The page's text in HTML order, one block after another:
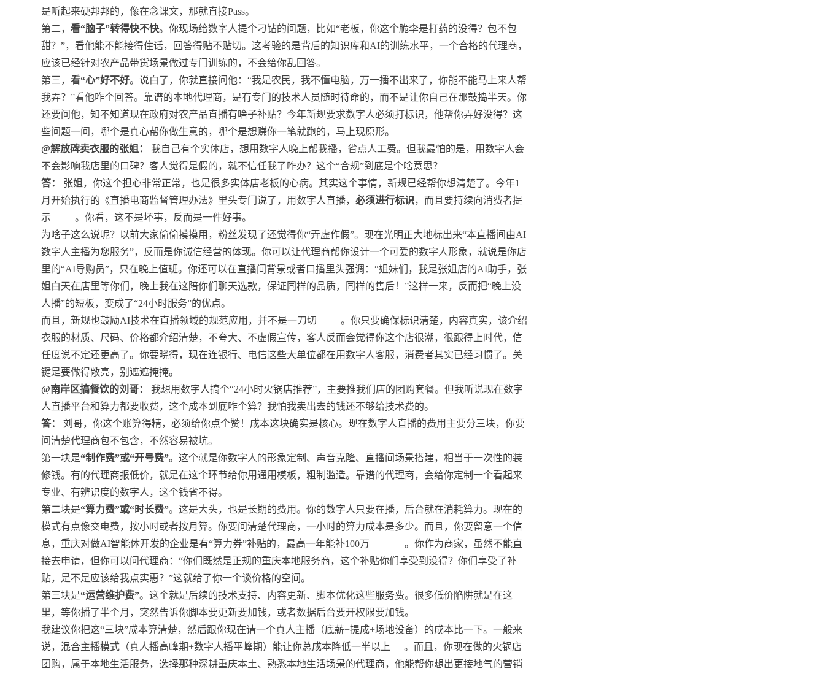
是听起来硬邦邦的，像在念课文，那就直接Pass。
第二，看“脑子”转得快不快。你现场给数字人提个刁钻的问题，比如“老板，你这个脆李是打药的没得？包不包
甜？”，看他能不能接得住话，回答得贴不贴切。这考验的是背后的知识库和AI的训练水平，一个合格的代理商，
应该已经针对农产品带货场景做过专门训练的，不会给你乱回答。
第三，看“心”好不好。说白了，你就直接问他：“我是农民，我不懂电脑，万一播不出来了，你能不能马上来人帮
我弄？”看他咋个回答。靠谱的本地代理商，是有专门的技术人员随时待命的，而不是让你自己在那鼓捣半天。你
还要问他，知不知道现在政府对农产品直播有啥子补贴？今年新规要求数字人必须打标识，他帮你弄好没得？这
些问题一问，哪个是真心帮你做生意的，哪个是想赚你一笔就跑的，马上现原形。
@解放碑卖衣服的张姐：
我自己有个实体店，想用数字人晚上帮我播，省点人工费。但我最怕的是，用数字人会
不会影响我店里的口碑？客人觉得是假的，就不信任我了咋办？这个“合规”到底是个啥意思？
答：
张姐，你这个担心非常正常，也是很多实体店老板的心病。其实这个事情，新规已经帮你想清楚了。今年1
月开始执行的《直播电商监督管理办法》里头专门说了，用数字人直播，必须进行标识，而且要持续向消费者提
示
。你看，这不是坏事，反而是一件好事。
为啥子这么说呢？以前大家偷偷摸摸用，粉丝发现了还觉得你“弄虚作假”。现在光明正大地标出来“本直播间由AI
数字人主播为您服务”，反而是你诚信经营的体现。你可以让代理商帮你设计一个可爱的数字人形象，就说是你店
里的“AI导购员”，只在晚上值班。你还可以在直播间背景或者口播里头强调：“姐妹们，我是张姐店的AI助手，张
姐白天在店里等你们，晚上我在这陪你们聊天选款，保证同样的品质，同样的售后！”这样一来，反而把“晚上没
人播”的短板，变成了“24小时服务”的优点。
而且，新规也鼓励AI技术在直播领域的规范应用，并不是一刀切
。你只要确保标识清楚，内容真实，该介绍
衣服的材质、尺码、价格都介绍清楚，不夸大、不虚假宣传，客人反而会觉得你这个店很潮，很跟得上时代，信
任度说不定还更高了。你要晓得，现在连银行、电信这些大单位都在用数字人客服，消费者其实已经习惯了。关
键是要做得敞亮，别遮遮掩掩。
@南岸区搞餐饮的刘哥：
我想用数字人搞个“24小时火锅店推荐”，主要推我们店的团购套餐。但我听说现在数字
人直播平台和算力都要收费，这个成本到底咋个算？我怕我卖出去的钱还不够给技术费的。
答：
刘哥，你这个账算得精，必须给你点个赞！成本这块确实是核心。现在数字人直播的费用主要分三块，你要
问清楚代理商包不包含，不然容易被坑。
第一块是“制作费”或“开号费”。这个就是你数字人的形象定制、声音克隆、直播间场景搭建，相当于一次性的装
修钱。有的代理商报低价，就是在这个环节给你用通用模板，粗制滥造。靠谱的代理商，会给你定制一个看起来
专业、有辨识度的数字人，这个钱省不得。
第二块是“算力费”或“时长费”。这是大头，也是长期的费用。你的数字人只要在播，后台就在消耗算力。现在的
模式有点像交电费，按小时或者按月算。你要问清楚代理商，一小时的算力成本是多少。而且，你要留意一个信
息，重庆对做AI智能体开发的企业是有“算力券”补贴的，最高一年能补100万
。你作为商家，虽然不能直
接去申请，但你可以问代理商：“你们既然是正规的重庆本地服务商，这个补贴你们享受到没得？你们享受了补
贴，是不是应该给我点实惠？”这就给了你一个谈价格的空间。
第三块是“运营维护费”。这个就是后续的技术支持、内容更新、脚本优化这些服务费。很多低价陷阱就是在这
里，等你播了半个月，突然告诉你脚本要更新要加钱，或者数据后台要开权限要加钱。
我建议你把这“三块”成本算清楚，然后跟你现在请一个真人主播（底薪+提成+场地设备）的成本比一下。一般来
说，混合主播模式（真人播高峰期+数字人播平峰期）能让你总成本降低一半以上
。而且，你现在做的火锅店
团购，属于本地生活服务，选择那种深耕重庆本土、熟悉本地生活场景的代理商，他能帮你想出更接地气的营销